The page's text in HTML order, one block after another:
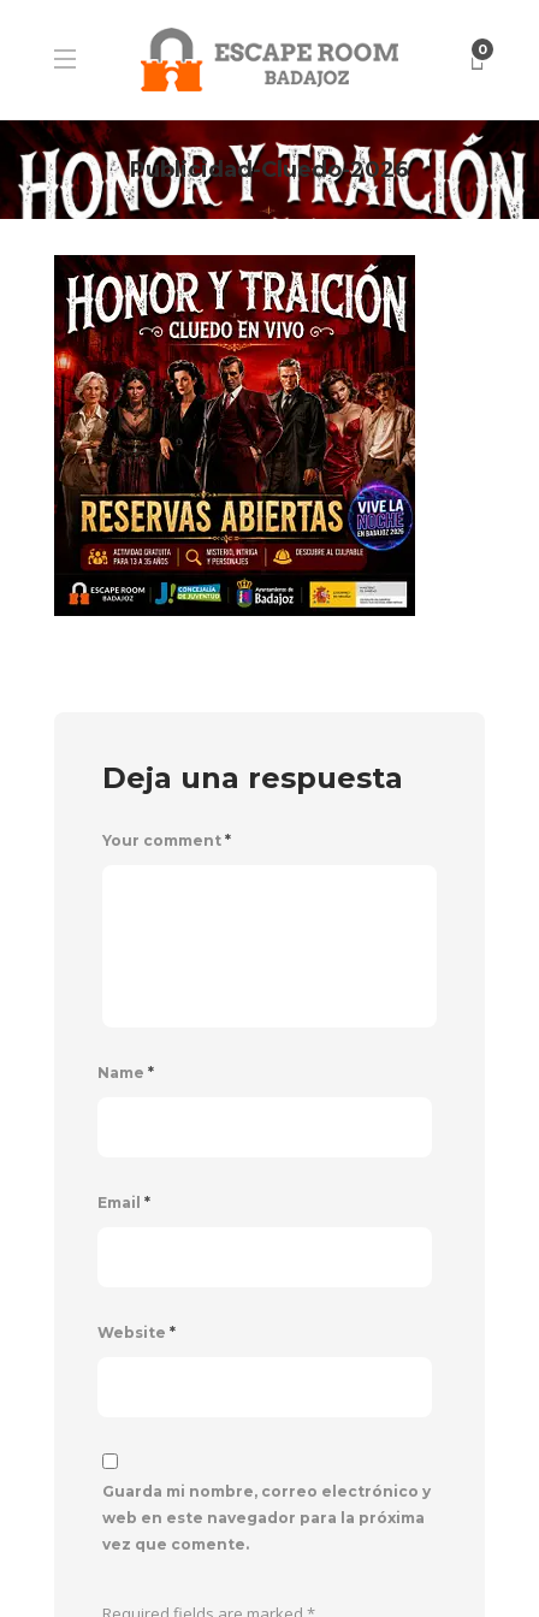
0
Publicidad-Cluedo-2026
Deja una respuesta
Your comment *
Name *
Email *
Website *
Guarda mi nombre, correo electrónico y
web en este navegador para la próxima
vez que comente.